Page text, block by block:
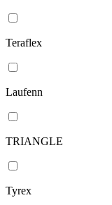
Teraflex
Laufenn
TRIANGLE
Tyrex